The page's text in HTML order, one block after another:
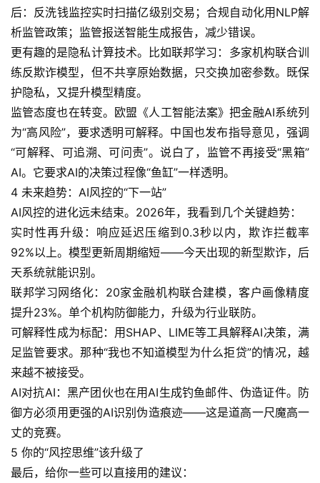
实
干
群
运
营
记
录
经
验
教
程
软
件
应
用
服
项
目
A
I
登录 注册
后：反洗钱监控实时扫描亿级别交易；合规自动化用NLP解
析监管政策；监管报送智能生成报告，减少错误。
更有趣的是隐私计算技术。比如联邦学习：多家机构联合训
练反欺诈模型，但不共享原始数据，只交换加密参数。既保
护隐私，又提升模型精度。
监管态度也在转变。欧盟《人工智能法案》把金融AI系统列
为“高风险”，要求透明可解释。中国也发布指导意见，强调
“可解释、可追溯、可问责”。说白了，监管不再接受“黑箱”
AI。它要求AI的决策过程像“鱼缸”一样透明。
4 未来趋势：AI风控的“下一站”
AI风控的进化远未结束。2026年，我看到几个关键趋势：
实时性再升级：响应延迟压缩到0.3秒以内，欺诈拦截率
92%以上。模型更新周期缩短——今天出现的新型欺诈，后
天系统就能识别。
联邦学习网络化：20家金融机构联合建模，客户画像精度
提升23%。单个机构防御能力，升级为行业联防。
可解释性成为标配：用SHAP、LIME等工具解释AI决策，满
足监管要求。那种“我也不知道模型为什么拒贷”的情况，越
来越不被接受。
AI对抗AI：黑产团伙也在用AI生成钓鱼邮件、伪造证件。防
御方必须用更强的AI识别伪造痕迹——这是道高一尺魔高一
丈的竞赛。
5 你的“风控思维”该升级了
最后，给你一些可以直接用的建议：